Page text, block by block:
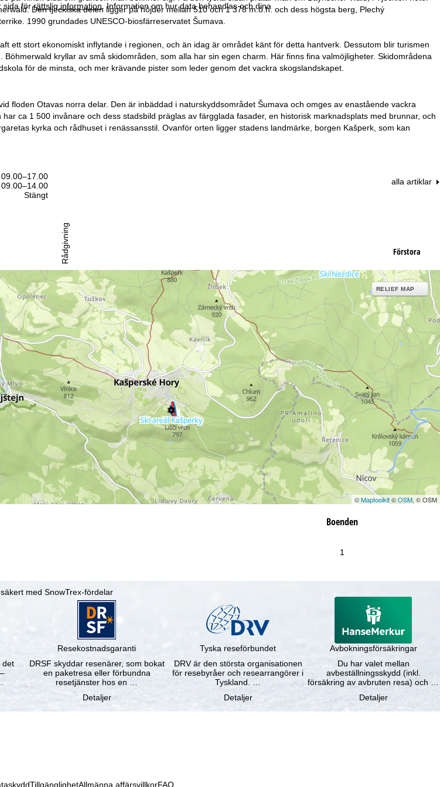
sida förrättslig information . Information om hur data behandlas och dina
09.00–17.00
09.00–14.00
Stängt
Rådgivning
Den tjeckiska delen ligger på höjder mellan 510 och 1 378 m.ö.h. och dess högsta berg, Plechý
1990 grundades UNESCO-biosfärreservatet Šumava.
ett stort ekonomiskt inflytande i regionen, och än idag är området känt för detta hantverk. Dessutom blir turismen
kryllar av små skidområden, som alla har sin egen charm. Här finns fina valmöjligheter. Skidområdena
för de minsta, och mer krävande pister som leder genom det vackra skogslandskapet.
floden Otavas norra delar. Den är inbäddad i naturskyddsområdet Šumava och omges av enastående vackra
ca 1 500 invånare och dess stadsbild präglas av färgglada fasader, en historisk marknadsplats med brunnar, och
kyrka och rådhuset i renässansstil. Ovanför orten ligger stadens landmärke, borgen Kašperk, som kan
alla artiklar
Förstora
RELIEF MAP
©Maptoolkit©OSM, © OSM
Boenden
1
med SnowTrex-fördelar
det
Resekostnadsgaranti
DRSF skyddar resenärer, som bokat
en paketresa eller förbundna
resetjänster hos en …
Detaljer
Tyska reseförbundet
DRV är den största organisationen
för resebyråer och researrangörer i
Tyskland. …
Detaljer
Avbokningsförsäkringar
Du har valet mellan
avbeställningsskydd (inkl.
försäkring av avbruten resa) och …
Detaljer
TillgänglighetAllmänna affärsvillkorFAQ